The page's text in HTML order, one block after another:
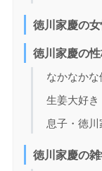
徳川家慶の
徳川家慶の
なかなかな
生姜大好き
息子・徳川
徳川家慶の